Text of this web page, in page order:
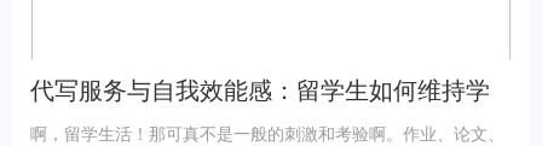
代写服务与自我效能感：留学生如何维持学
习动力
啊，留学生活！那可真不是一般的刺激和考验啊。作业、论文、